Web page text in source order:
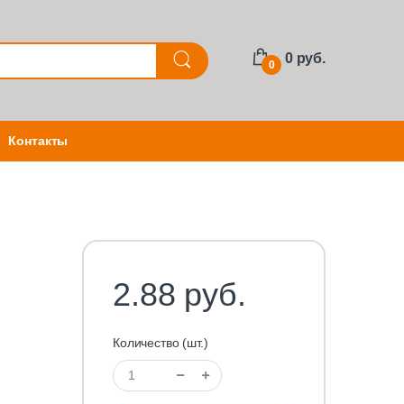
0 0 руб.
Контакты
2.88 руб.
Количество (шт.)